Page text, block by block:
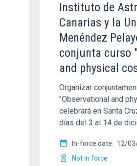
Instituto de
Canarias y la
Menéndez
conjunta curso
and physical
Organizar
"Observational and
celebrará en Santa
días del 3 al 14 de
In-force date 12/
Not in force